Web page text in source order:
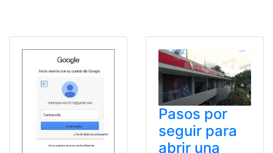
Pasos por
seguir para
abrir una